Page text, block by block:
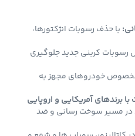
حذف رسوبات انژکتورها،
کربنی جدید جلوگیری
مجهز به
آمریکایی و اروپایی
سوخت رسانی و ضد